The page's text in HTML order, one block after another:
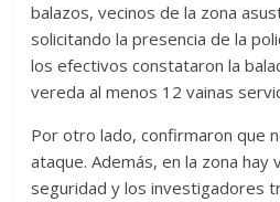
balazos, vecinos de la zona
solicitando la presencia de la
los efectivos constataron la
vereda al menos 12 vainas
Por otro lado, confirmaron que
ataque. Además, en la zona hay
seguridad y los investigadores